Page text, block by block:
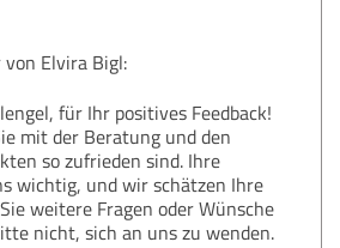
Elvira Bigl:
für Ihr positives Feedback!
mit der Beratung und den
so zufrieden sind. Ihre
wichtig, und wir schätzen Ihre
weitere Fragen oder Wünsche
nicht, sich an uns zu wenden.